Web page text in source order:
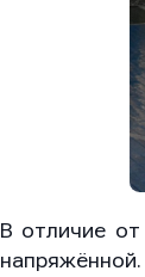
В отличие